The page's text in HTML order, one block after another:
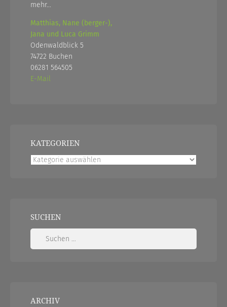
mehr...
Matthias, Nane (berger-),
Jana und Luca Grimm
Odenwaldblick 5
74722 Buchen
06281 564505
E-Mail
KATEGORIEN
Kategorien
SUCHEN
Suchen
ARCHIV